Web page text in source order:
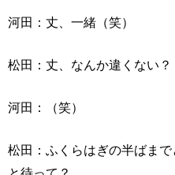
河田：丈、一緒（笑）
松田：丈、なんか違くない？
河田：（笑）
松田：ふくらはぎの半ばま